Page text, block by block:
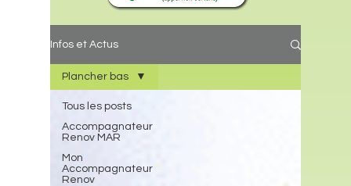
Infos et Actus
Tous les posts
Accompagnateur
Renov MAR
Mon
Accompagnateur
Renov
Plancher bas